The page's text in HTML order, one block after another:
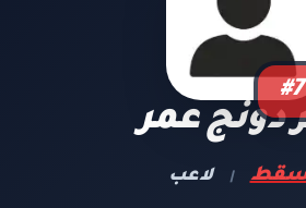
دونج عمر
| لاعب